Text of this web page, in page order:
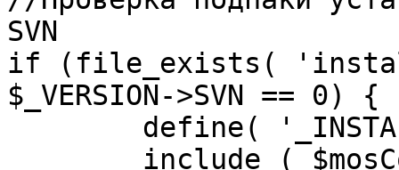
SVN
if (file_exists(
$_VERSION->SVN == 0) {